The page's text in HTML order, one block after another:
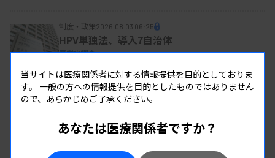
制度・政策2026.08.03 06:25
HPV単独法、導入7自治体
厚労省調査
当サイトは医療関係者に対する情報提供を目的としておりま
す。 一般の方への情報提供を目的としたものではありません
ので、あらかじめご了承ください。
あなたは医療関係者ですか？